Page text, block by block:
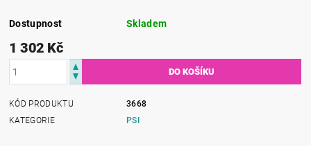
Dostupnost Skladem
1 302 Kč
KÓD PRODUKTU
3668
KATEGORIE
PSI